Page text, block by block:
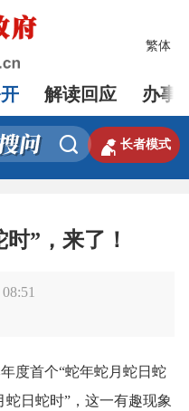
繁体
解读回应 办事
  长者模式
”，来了！
度首个“蛇年蛇月蛇日蛇
蛇日蛇时”，这一有趣现象